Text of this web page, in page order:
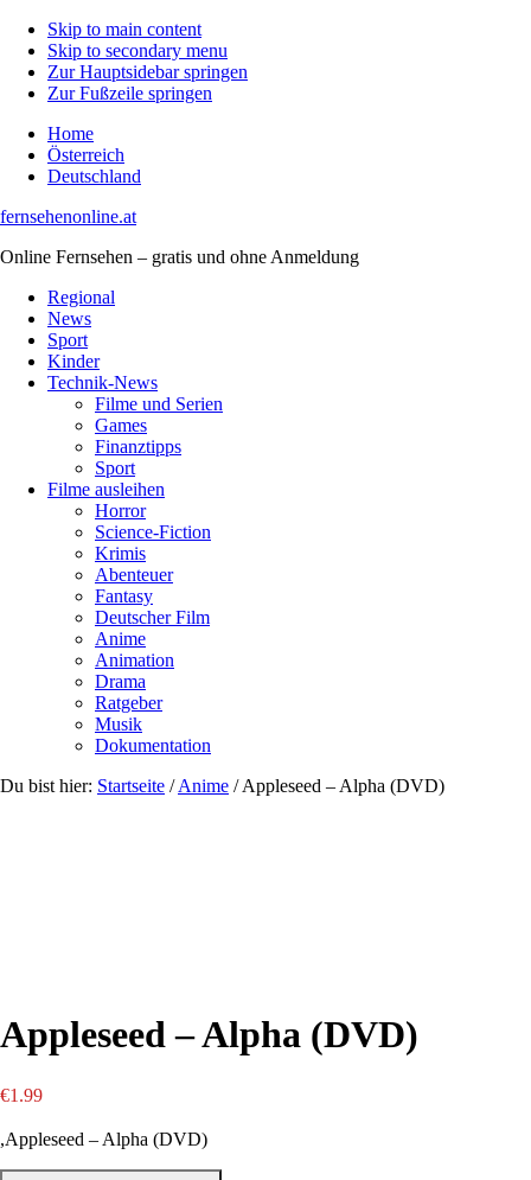
Skip to main content
Skip to secondary menu
Zur Hauptsidebar springen
Zur Fußzeile springen
Home
Österreich
Deutschland
fernsehenonline.at
Online Fernsehen – gratis und ohne Anmeldung
Regional
News
Sport
Kinder
Technik-News
Filme und Serien
Games
Finanztipps
Sport
Filme ausleihen
Horror
Science-Fiction
Krimis
Abenteuer
Fantasy
Deutscher Film
Anime
Animation
Drama
Ratgeber
Musik
Dokumentation
Du bist hier: Startseite / Anime /Appleseed – Alpha (DVD)
Appleseed – Alpha (DVD)
€1.99
,Appleseed – Alpha (DVD)